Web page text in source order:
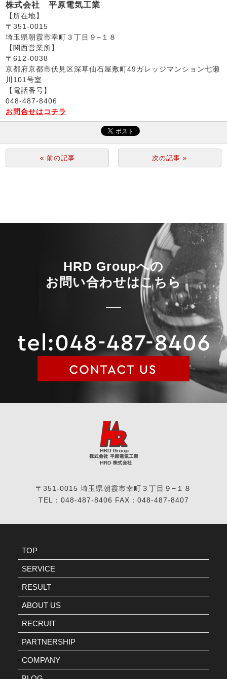
株式会社 平原電気工業
【所在地】
〒351-0015
埼玉県朝霞市幸町３丁目９−１８
【関西営業所】
〒612-0038
京都府京都市伏見区深草仙石屋敷町49ガレッジマンション七瀬
川101号室
【電話番号】
048-487-8406
お問合せはコチラ
« 前の記事 次の記事 »
HRD Groupへの
お問い合わせはこちら
〒351-0015 埼玉県朝霞市幸町３丁目９−１８
TEL：048-487-8406 FAX：048-487-8407
TOP
SERVICE
RESULT
ABOUT US
RECRUIT
PARTNERSHIP
COMPANY